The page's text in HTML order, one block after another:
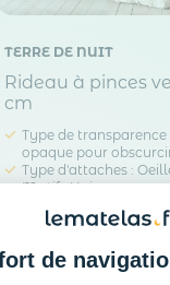
de
TERRE DE NUIT
Rideau à pinces
cm
Type de transparence
opaque pour
Type d'attaches :
Motif : Uni